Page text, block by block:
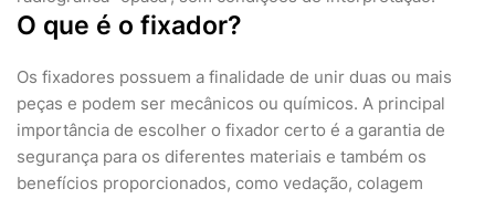
O que é o fixador?
Os fixadores possuem a finalidade de unir duas ou mais
peças e podem ser mecânicos ou químicos. A principal
importância de escolher o fixador certo é a garantia de
segurança para os diferentes materiais e também os
benefícios proporcionados, como vedação, colagem